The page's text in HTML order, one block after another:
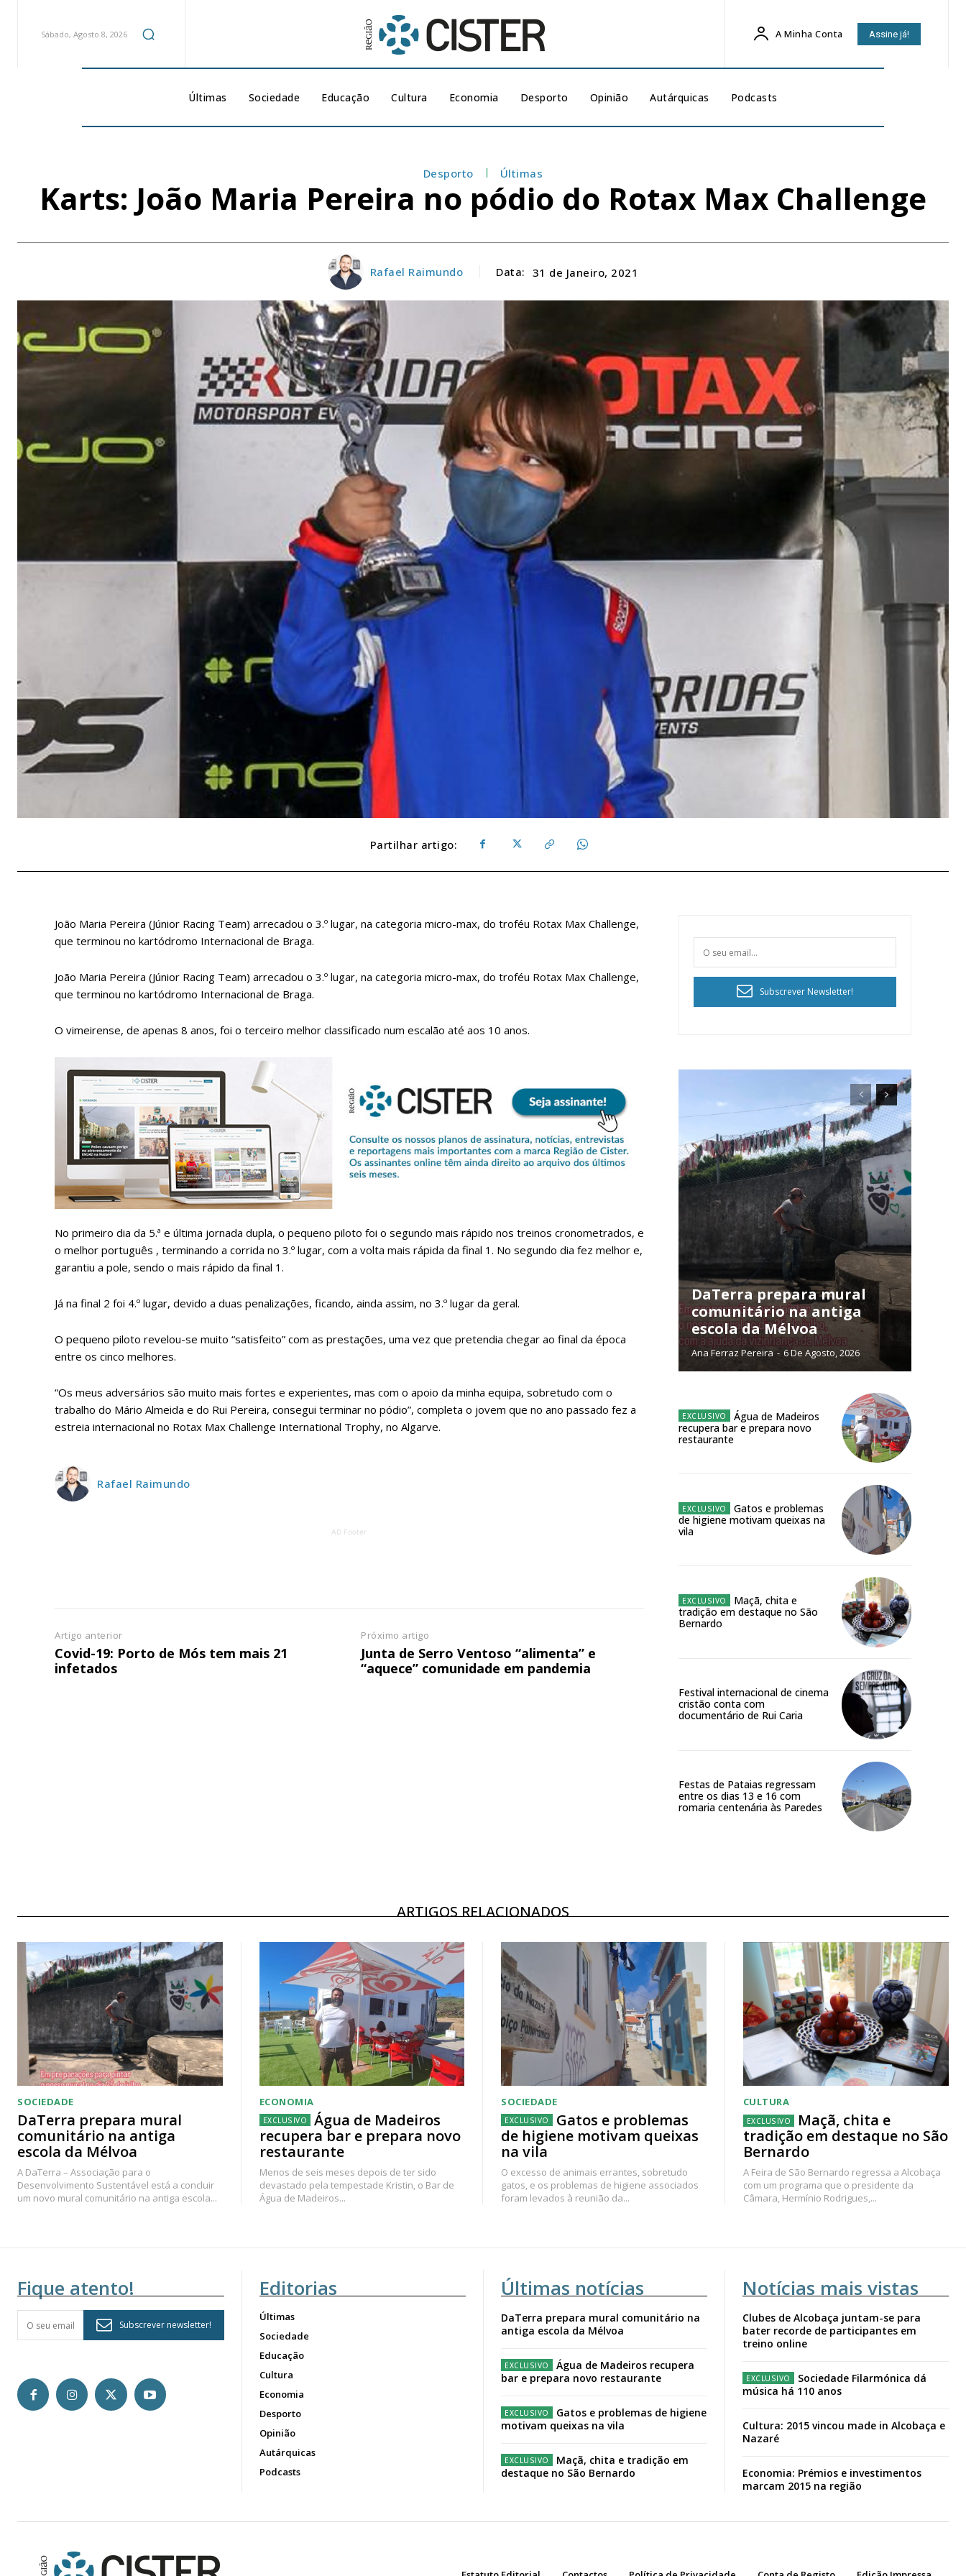
Planos de Assinatura
Faça-se assinante do Região de Cister e ajude-nos a manter este serviço público!
IMPRESSA
32€
Edição em papel entregue à Quinta-feira
em sua casa
ASSINATURA
DIGITAL ANUAL
16
12 meses
Acesso ao conteúdo online
Acesso aos conteúdos Exclusivos para
Sábado, Agosto 8, 2026 A Minha Conta Assine já!
Últimas Sociedade Educação Cultura Economia Desporto Opinião Autárquicas Podcasts
Desporto Últimas
Karts: João Maria Pereira no pódio do Rotax Max Challenge
Rafael Raimundo Data: 31 de Janeiro, 2021
Partilhar artigo:
João Maria Pereira (Júnior Racing Team) arrecadou o 3.º lugar, na categoria micro-max, do troféu Rotax Max Challenge,
que terminou no kartódromo Internacional de Braga.
João Maria Pereira (Júnior Racing Team) arrecadou o 3.º lugar, na categoria micro-max, do troféu Rotax Max Challenge,
que terminou no kartódromo Internacional de Braga.
O vimeirense, de apenas 8 anos, foi o terceiro melhor classificado num escalão até aos 10 anos.
No primeiro dia da 5.ª e última jornada dupla, o pequeno piloto foi o segundo mais rápido nos treinos cronometrados, e
o melhor português , terminando a corrida no 3.º lugar, com a volta mais rápida da final 1. No segundo dia fez melhor e,
garantiu a pole, sendo o mais rápido da final 1.
Já na final 2 foi 4.º lugar, devido a duas penalizações, ficando, ainda assim, no 3.º lugar da geral.
O pequeno piloto revelou-se muito “satisfeito” com as prestações, uma vez que pretendia chegar ao final da época
entre os cinco melhores.
“Os meus adversários são muito mais fortes e experientes, mas com o apoio da minha equipa, sobretudo com o
trabalho do Mário Almeida e do Rui Pereira, consegui terminar no pódio”, completa o jovem que no ano passado fez a
estreia internacional no Rotax Max Challenge International Trophy, no Algarve.
Rafael Raimundo
AD Footer
Artigo anterior
Covid-19: Porto de Mós tem mais 21
infetados
Próximo artigo
Junta de Serro Ventoso “alimenta” e
“aquece” comunidade em pandemia
Subscrever Newsletter!
DaTerra prepara mural
comunitário na antiga
escola da Mélvoa
Ana Ferraz Pereira - 6 De Agosto, 2026
Água de Madeiros
recupera bar e prepara novo
restaurante
Gatos e problemas
de higiene motivam queixas na
vila
Maçã, chita e
tradição em destaque no São
Bernardo
Festival internacional de cinema
cristão conta com
documentário de Rui Caria
Festas de Pataias regressam
entre os dias 13 e 16 com
romaria centenária às Paredes
ARTIGOS RELACIONADOS
SOCIEDADE
DaTerra prepara mural
comunitário na antiga
escola da Mélvoa
A DaTerra – Associação para o
Desenvolvimento Sustentável está a concluir
um novo mural comunitário na antiga escola...
ECONOMIA
Água de Madeiros
recupera bar e prepara novo
restaurante
Menos de seis meses depois de ter sido
devastado pela tempestade Kristin, o Bar de
Água de Madeiros...
SOCIEDADE
Gatos e problemas
de higiene motivam queixas
na vila
O excesso de animais errantes, sobretudo
gatos, e os problemas de higiene associados
foram levados à reunião da...
CULTURA
Maçã, chita e
tradição em destaque no São
Bernardo
A Feira de São Bernardo regressa a Alcobaça
com um programa que o presidente da
Câmara, Hermínio Rodrigues,...
Fique atento!
Subscrever newsletter!
Editorias
Últimas
Sociedade
Educação
Cultura
Economia
Desporto
Opinião
Autárquicas
Podcasts
Últimas notícias
DaTerra prepara mural comunitário na
antiga escola da Mélvoa
Água de Madeiros recupera
bar e prepara novo restaurante
Gatos e problemas de higiene
motivam queixas na vila
Maçã, chita e tradição em
destaque no São Bernardo
Notícias mais vistas
Clubes de Alcobaça juntam-se para
bater recorde de participantes em
treino online
Sociedade Filarmónica dá
música há 110 anos
Cultura: 2015 vincou made in Alcobaça e
Nazaré
Economia: Prémios e investimentos
marcam 2015 na região